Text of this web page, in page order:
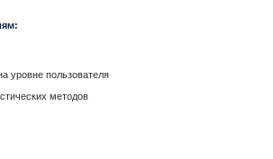
уровне пользователя
методов